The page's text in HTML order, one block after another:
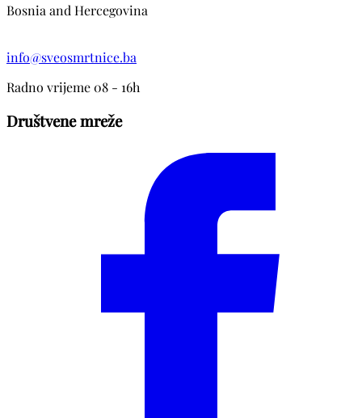
Bosnia and Hercegovina
info@sveosmrtnice.ba
Radno vrijeme 08 - 16h
Društvene mreže